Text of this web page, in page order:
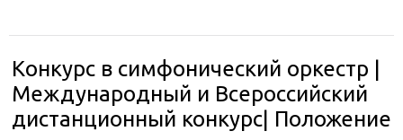
Конкурс в симфонический оркестр |
Международный и Всероссийский
дистанционный конкурс| Положение